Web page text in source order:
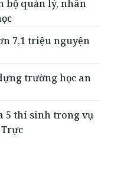
giáo viên, "siết"
mới
bộ quản lý, nhân
7,1 triệu nguyện
trường học an
5 thí sinh trong vụ